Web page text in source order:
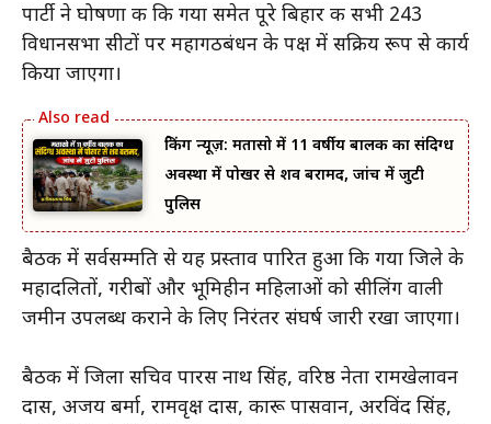
पार्टी ने घोषणा की कि गया समेत पूरे बिहार की सभी 243
विधानसभा सीटों पर महागठबंधन के पक्ष में सक्रिय रूप से कार्य
किया जाएगा।
ब्रेकिंग न्यूज़: मतासो में 11 वर्षीय बालक का संदिग्ध
अवस्था में पोखर से शव बरामद, जांच में जुटी
पुलिस
बैठक में सर्वसम्मति से यह प्रस्ताव पारित हुआ कि गया जिले के
महादलितों, गरीबों और भूमिहीन महिलाओं को सीलिंग वाली
जमीन उपलब्ध कराने के लिए निरंतर संघर्ष जारी रखा जाएगा।
बैठक में जिला सचिव पारस नाथ सिंह, वरिष्ठ नेता रामखेलावन
दास, अजय बर्मा, रामवृक्ष दास, कारू पासवान, अरविंद सिंह,